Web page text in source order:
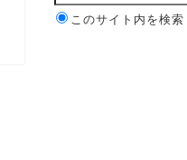
このサイト内を検索